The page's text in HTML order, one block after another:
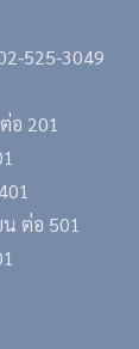
525-3049
อ 201
ต่อ 501